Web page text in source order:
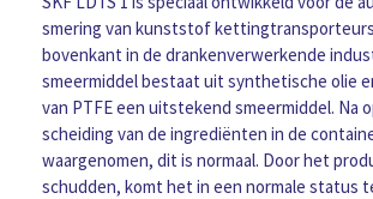
Ltr.
aantal
smering van kunststof
bovenkant in de drankenverwerkende
smeermiddel bestaat uit synthetische olie
van PTFE een uitstekend smeermiddel. Na
scheiding van de ingrediënten in de
waargenomen, dit is normaal. Door het
schudden, komt het in een normale status